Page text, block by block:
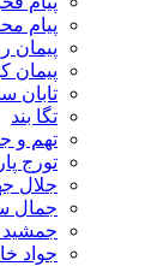
پیام
پیمان
پیمان
تابان
تگا بند
تهم و
تورج
جلال
جمال
جمشید
جواد